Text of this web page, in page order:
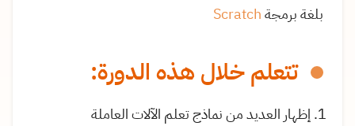
بلغة برمجةScratch
تتعلم خلال هذه الدورة:
إظهار العديد من نماذج تعلم الآلات العاملة